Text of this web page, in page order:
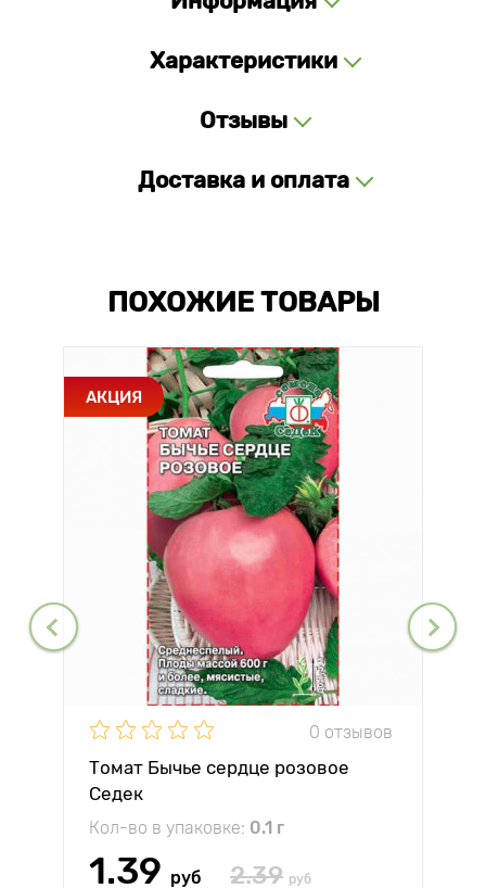
Характеристики
Отзывы
Доставка и оплата
ПОХОЖИЕ ТОВАРЫ
АКЦИЯ
0 отзывов
Томат Бычье сердце розовое
Седек
Кол-во в упаковке: 0.1 г
1.39 руб 2.39 руб